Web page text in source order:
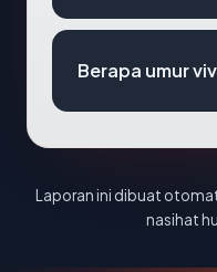
Berapa umur
Laporan ini dibuat
nasihat